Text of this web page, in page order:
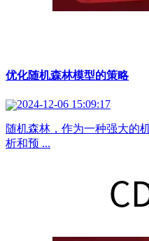
优化随机森林模型的策略
2024-12-06 15:09:17
随机森林，作为一种强大的
析和预 ...